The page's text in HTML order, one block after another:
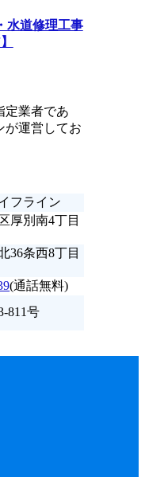
水道修理工事
定業者であ
が運営してお
フライン
厚別南4丁目
36条西8丁目
(通話無料)
811号